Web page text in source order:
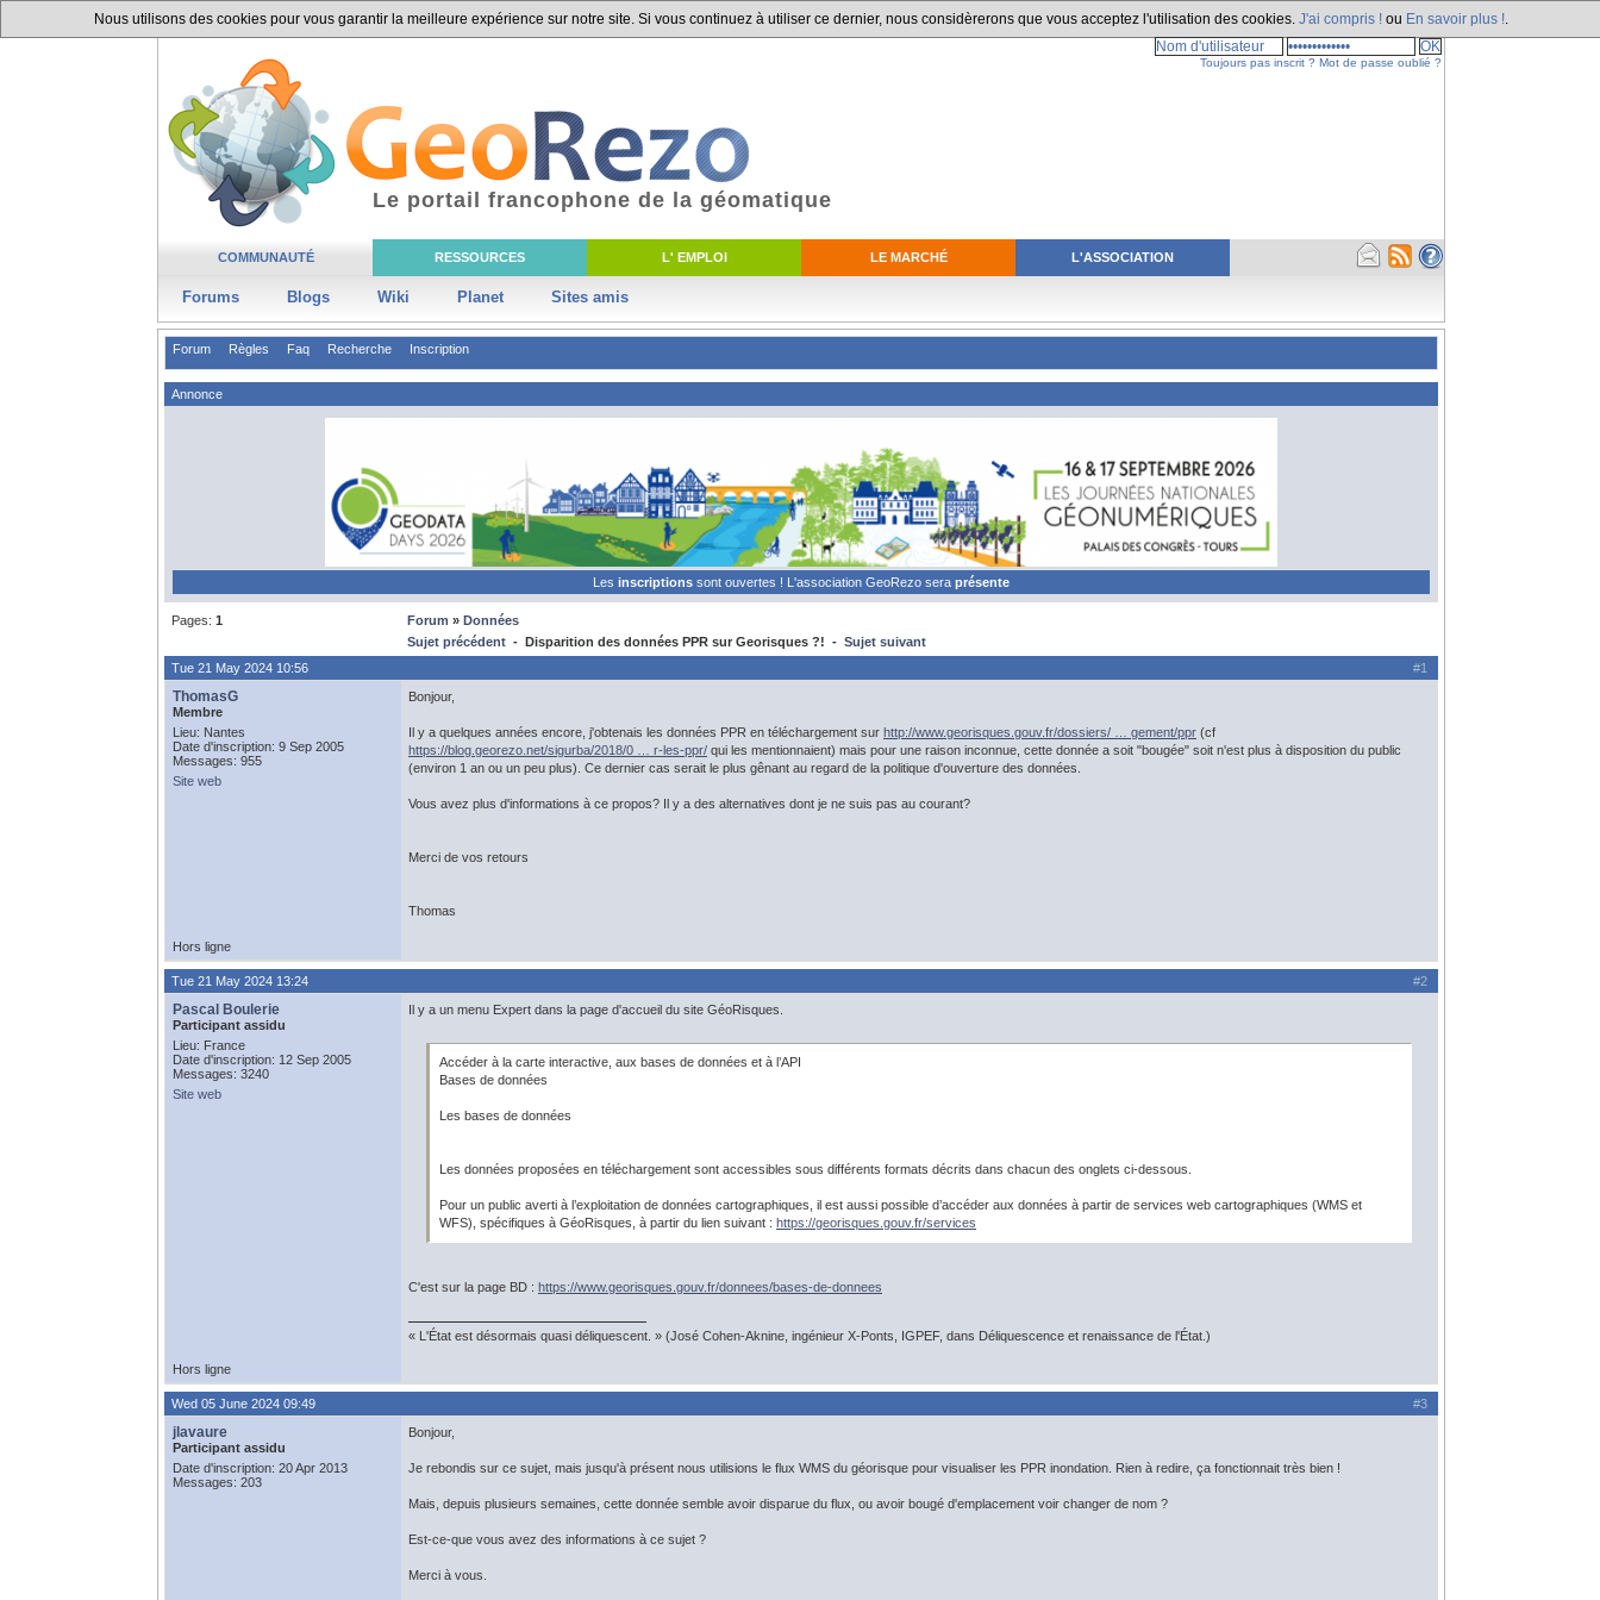
Nous utilisons des cookies pour vous garantir la meilleure expérience sur notre site. Si vous continuez à utiliser ce dernier, nous considèrerons que vous acceptez l'utilisation des cookies. J'ai compris ! ou En savoir plus !
COMMUNAUTÉ RESSOURCES L' EMPLOI LE MARCHÉ L'ASSOCIATION
Forums Blogs Wiki Planet Sites amis
Le portail francophone de la géomatique
Toujours pas inscrit ? Mot de passe oublié ?
Forum Règles Faq Recherche Inscription
Annonce
Les inscriptions sont ouvertes ! L'association GeoRezo sera présente
Pages: 1 Forum » Données
Sujet précédent - Disparition des données PPR sur Georisques ?! - Sujet suivant
#1
Tue 21 May 2024 10:56
ThomasG
Membre
Lieu: Nantes
Date d'inscription: 9 Sep 2005
Messages: 955
Site web
Bonjour,
Il y a quelques années encore, j'obtenais les données PPR en téléchargement sur http://www.georisques.gouv.fr/dossiers/ … gement/ppr (cf
https://blog.georezo.net/sigurba/2018/0 … r-les-ppr/ qui les mentionnaient) mais pour une raison inconnue, cette donnée a soit "bougée" soit n'est plus à disposition du public
(environ 1 an ou un peu plus). Ce dernier cas serait le plus gênant au regard de la politique d'ouverture des données.
Vous avez plus d'informations à ce propos? Il y a des alternatives dont je ne suis pas au courant?
Merci de vos retours
Thomas
Hors ligne
#2
Tue 21 May 2024 13:24
Pascal Boulerie
Participant assidu
Lieu: France
Date d'inscription: 12 Sep 2005
Messages: 3240
Site web
Il y a un menu Expert dans la page d'accueil du site GéoRisques.
Accéder à la carte interactive, aux bases de données et à l’API
Bases de données
Les bases de données
Les données proposées en téléchargement sont accessibles sous différents formats décrits dans chacun des onglets ci-dessous.
Pour un public averti à l’exploitation de données cartographiques, il est aussi possible d’accéder aux données à partir de services web cartographiques (WMS et
WFS), spécifiques à GéoRisques, à partir du lien suivant : https://georisques.gouv.fr/services
C'est sur la page BD : https://www.georisques.gouv.fr/donnees/bases-de-donnees
« L'État est désormais quasi déliquescent. » (José Cohen-Aknine, ingénieur X-Ponts, IGPEF, dans Déliquescence et renaissance de l'État.)
Hors ligne
#3
Wed 05 June 2024 09:49
jlavaure
Participant assidu
Date d'inscription: 20 Apr 2013
Messages: 203
Bonjour,
Je rebondis sur ce sujet, mais jusqu'à présent nous utilisions le flux WMS du géorisque pour visualiser les PPR inondation. Rien à redire, ça fonctionnait très bien !
Mais, depuis plusieurs semaines, cette donnée semble avoir disparue du flux, ou avoir bougé d'emplacement voir changer de nom ?
Est-ce-que vous avez des informations à ce sujet ?
Merci à vous.